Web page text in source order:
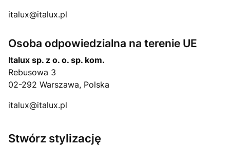
italux@italux.pl
Osoba odpowiedzialna na terenie UE
Italux sp. z o. o. sp. kom.
Rebusowa 3
02-292 Warszawa, Polska
italux@italux.pl
Stwórz stylizację